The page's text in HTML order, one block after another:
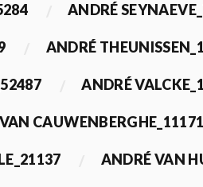
ANDRÉ
ANDRÉ
ANDRÉ
CAUWENBERGHE_11171
ANDRÉ VAN